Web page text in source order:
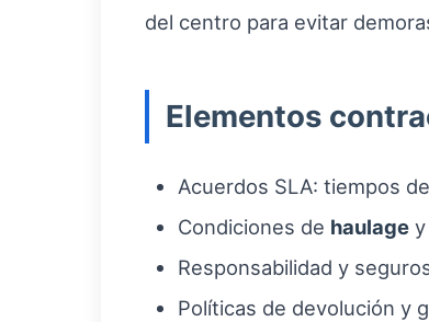
del centro para evitar
Elementos
Acuerdos SLA: tiempos
Condiciones de haulage
Responsabilidad y
Políticas de devolución y